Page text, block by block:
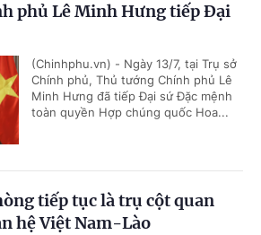
phủ Lê Minh Hưng tiếp Đại
(Chinhphu.vn) - Ngày 13/7, tại Trụ sở
Chính phủ, Thủ tướng Chính phủ Lê
Minh Hưng đã tiếp Đại sứ Đặc mệnh
toàn quyền Hợp chúng quốc Hoa...
tiếp tục là trụ cột quan
hệ Việt Nam-Lào